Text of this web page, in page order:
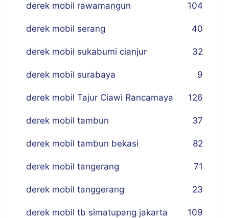
derek mobil rawamangun 104
derek mobil serang 40
derek mobil sukabumi cianjur 32
derek mobil surabaya 9
derek mobil Tajur Ciawi Rancamaya 126
derek mobil tambun 37
derek mobil tambun bekasi 82
derek mobil tangerang 71
derek mobil tanggerang 23
derek mobil tb simatupang jakarta 109